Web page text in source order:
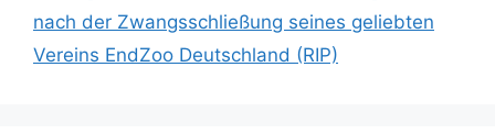
nach der Zwangsschließung seines geliebten
Vereins EndZoo Deutschland (RIP)